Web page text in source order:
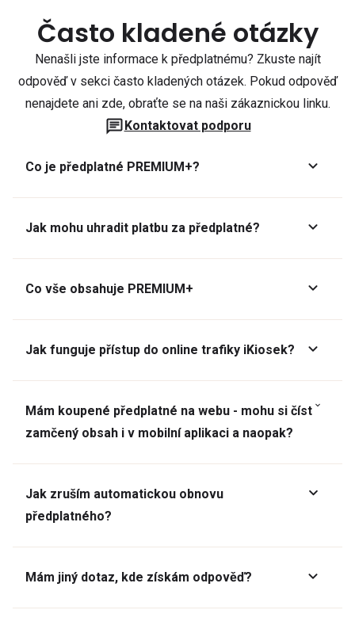
Často kladené otázky
Nenašli jste informace k předplatnému? Zkuste najít
odpověď v sekci často kladených otázek. Pokud odpověď
nenajdete ani zde, obraťte se na naši zákaznickou linku.
Kontaktovat podporu
Co je předplatné PREMIUM+?
Jak mohu uhradit platbu za předplatné?
Co vše obsahuje PREMIUM+
Jak funguje přístup do online trafiky iKiosek?
Mám koupené předplatné na webu - mohu si číst
zamčený obsah i v mobilní aplikaci a naopak?
Jak zruším automatickou obnovu
předplatného?
Mám jiný dotaz, kde získám odpověď?